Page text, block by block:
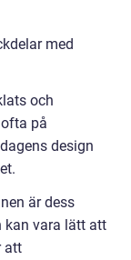
med
och
på
design
är dess
kan vara lätt att
att